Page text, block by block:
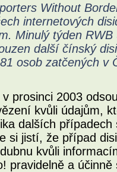
Without
internetových
Minulý týden
další čínský
osob zatčených v
prosinci 2003
kvůli údajům,
dalších
si jistí, že případ
kvůli
pravidelně a